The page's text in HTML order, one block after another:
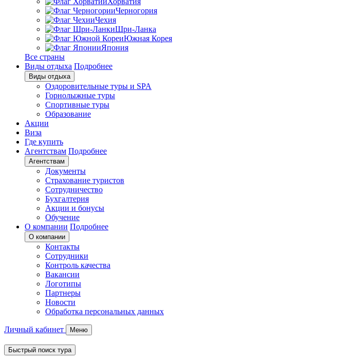
Черногория
Чехия
Шри-Ланка
Южная Корея
Япония
Все страны
Виды отдыха Подробнее
Виды отдыха
Оздоровительные туры и SPA
Горнолыжные туры
Спортивные туры
Образование
Акции
Виза
Где купить
Агентствам Подробнее
Агентствам
Документы
Страхование туристов
Сотрудничество
Бухгалтерия
Акции и бонусы
Обучение
О компании Подробнее
О компании
Контакты
Сотрудники
Контроль качества
Вакансии
Логотипы
Партнеры
Новости
Обработка персональных данных
Личный кабинет Меню
Быстрый поиск тура